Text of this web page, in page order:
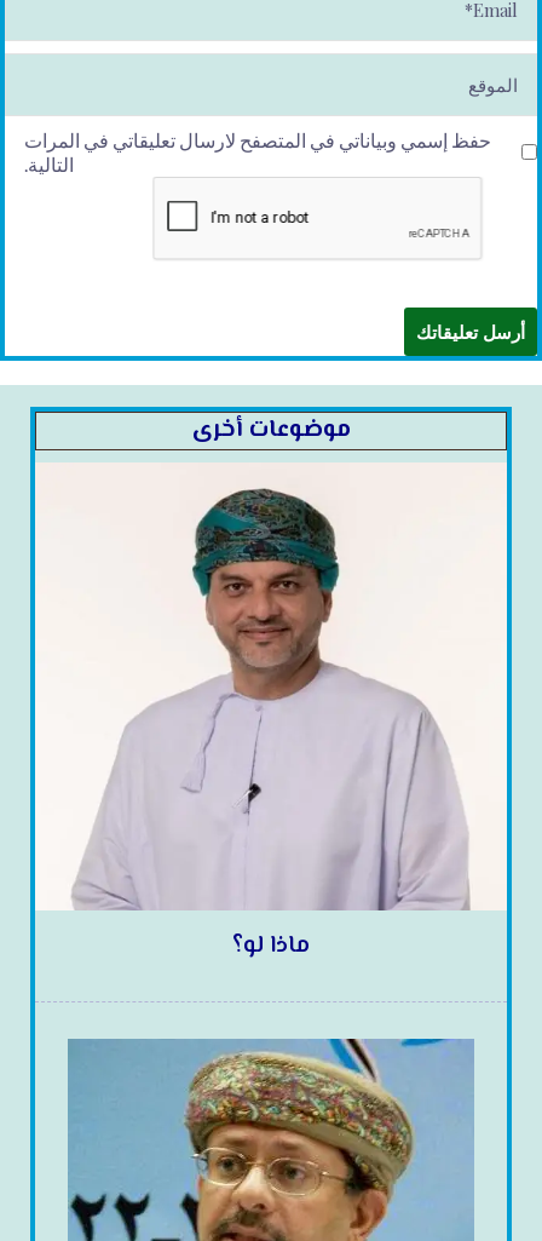
ai
l*
حفظ إسمي وبياناتي في المتصفح لارسال تعليقاتي في المرات
التالية.
موضوعات أخرى
ماذا لو؟